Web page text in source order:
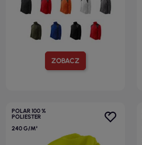
ZOBACZ
POLAR 100 %
POLIESTER
240 G/M²